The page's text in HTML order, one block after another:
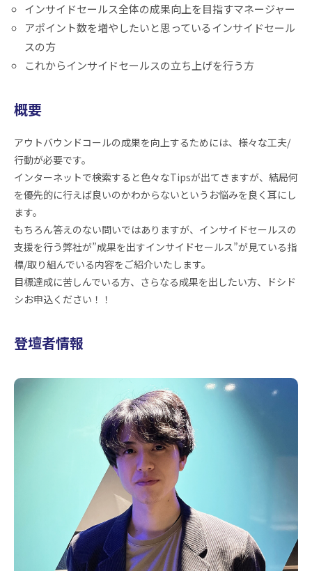
インサイドセールス全体の成果向上を目指すマネージャー
アポイント数を増やしたいと思っているインサイドセール
スの方
これからインサイドセールスの立ち上げを行う方
概要
アウトバウンドコールの成果を向上するためには、様々な工夫/
行動が必要です。
インターネットで検索すると色々なTipsが出てきますが、結局何
を優先的に行えば良いのかわからないというお悩みを良く耳にし
ます。
もちろん答えのない問いではありますが、インサイドセールスの
支援を行う弊社が”成果を出すインサイドセールス”が見ている指
標/取り組んでいる内容をご紹介いたします。
目標達成に苦しんでいる方、さらなる成果を出したい方、ドシド
シお申込ください！！
登壇者情報